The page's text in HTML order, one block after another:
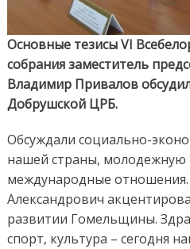
Основные тезисы VI
собрания заместитель
Владимир Привалов
Добрушской ЦРБ.
Обсуждали социально-
нашей страны, молодежную
международные
Александрович
развитии Гомельщины.
спорт, культура – сегодня